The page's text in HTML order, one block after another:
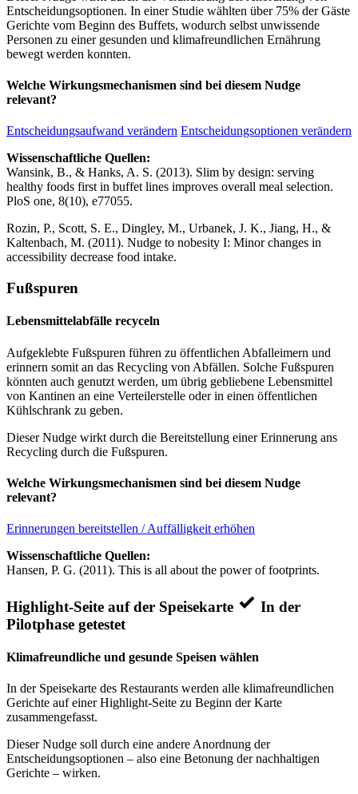
Entscheidungsoptionen. In einer Studie wählten über 75% der Gäste
Gerichte vom Beginn des Buffets, wodurch selbst unwissende
Personen zu einer gesunden und klimafreundlichen Ernährung
bewegt werden konnten.
Welche Wirkungsmechanismen sind bei diesem Nudge
relevant?
Entscheidungsaufwand verändern Entscheidungsoptionen verändern
Wissenschaftliche Quellen:
Wansink, B., & Hanks, A. S. (2013). Slim by design: serving
healthy foods first in buffet lines improves overall meal selection.
PloS one, 8(10), e77055.
Rozin, P., Scott, S. E., Dingley, M., Urbanek, J. K., Jiang, H., &
Kaltenbach, M. (2011). Nudge to nobesity I: Minor changes in
accessibility decrease food intake.
Fußspuren
Lebensmittelabfälle recyceln
Aufgeklebte Fußspuren führen zu öffentlichen Abfalleimern und
erinnern somit an das Recycling von Abfällen. Solche Fußspuren
könnten auch genutzt werden, um übrig gebliebene Lebensmittel
von Kantinen an eine Verteilerstelle oder in einen öffentlichen
Kühlschrank zu geben.
Dieser Nudge wirkt durch die Bereitstellung einer Erinnerung ans
Recycling durch die Fußspuren.
Welche Wirkungsmechanismen sind bei diesem Nudge
relevant?
Erinnerungen bereitstellen / Auffälligkeit erhöhen
Wissenschaftliche Quellen:
Hansen, P. G. (2011). This is all about the power of footprints.
Highlight-Seite auf der Speisekarte
In der
Pilotphase getestet
Klimafreundliche und gesunde Speisen wählen
In der Speisekarte des Restaurants werden alle klimafreundlichen
Gerichte auf einer Highlight-Seite zu Beginn der Karte
zusammengefasst.
Dieser Nudge soll durch eine andere Anordnung der
Entscheidungsoptionen – also eine Betonung der nachhaltigen
Gerichte – wirken.